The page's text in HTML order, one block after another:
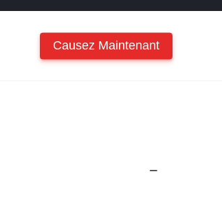
Causez Maintenant